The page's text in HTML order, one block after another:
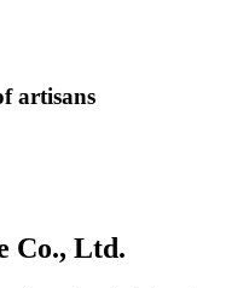
artisans
Co., Ltd.